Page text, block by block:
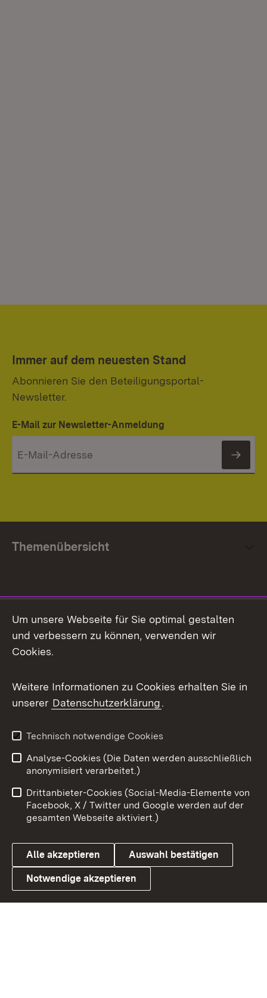
Immer auf dem neuesten Stand
Abonnieren Sie den Beteiligungsportal-
Newsletter.
E-Mail zur Newsletter-Anmeldung
Themenübersicht
Facebook
X / Twitter
Youtube
Link zum Landesportal
Impressum
Kontakt
Barrierefreiheit
Datenschutz
Cookies
Um unsere Webseite für Sie optimal gestalten
und verbessern zu können, verwenden wir
Cookies.
Weitere Informationen zu Cookies erhalten Sie in
unserer Datenschutzerklärung.
Technisch notwendige Cookies
Analyse-Cookies (Die Daten werden ausschließlich
anonymisiert verarbeitet.)
Drittanbieter-Cookies (Social-Media-Elemente von
Facebook, X / Twitter und Google werden auf der
gesamten Webseite aktiviert.)
Alle akzeptieren Auswahl bestätigen
Notwendige akzeptieren